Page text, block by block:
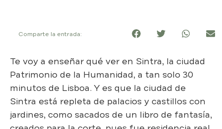
Comparte la entrada:
Te voy a enseñar qué ver en Sintra, la ciudad
Patrimonio de la Humanidad, a tan solo 30
minutos de Lisboa. Y es que la ciudad de
Sintra está repleta de palacios y castillos con
jardines, como sacados de un libro de fantasía,